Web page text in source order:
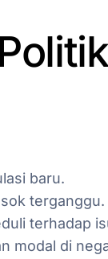
baru.
terganggu.
terhadap
modal di